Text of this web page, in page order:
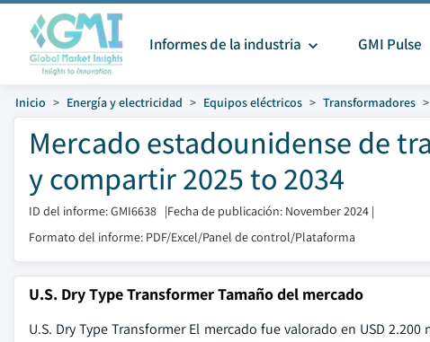
Informes de la industria GMI Pulse
Inicio Energía y electricidad Equipos eléctricos Transformadores
Mercado estadounidense de
y compartir 2025 to 2034
ID del informe: GMI6638 |Fecha de publicación: November 2024 |
Formato del informe: PDF/Excel/Panel de control/Plataforma
U.S. Dry Type Transformer Tamaño del mercado
U.S. Dry Type Transformer El mercado fue valorado en USD